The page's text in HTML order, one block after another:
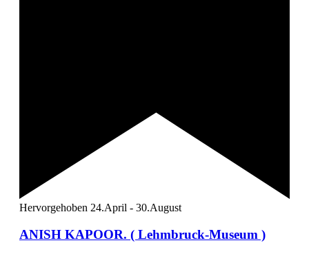
Hervorgehoben 24.April - 30.August
ANISH KAPOOR. ( Lehmbruck-Museum )